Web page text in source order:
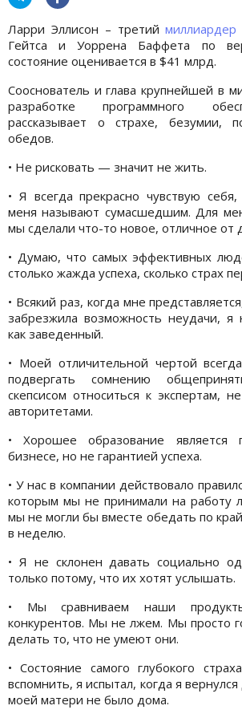
Ларри Эллисон – третий
Гейтса и Уоррена Баффета по
состояние оценивается в $41 млрд.
Сооснователь и глава крупнейшей в
разработке программного
рассказывает о страхе, безумии,
обедов.
• Не рисковать — значит не жить.
• Я всегда прекрасно чувствую
меня называют сумасшедшим. Для
мы сделали что-то новое, отличное от
• Думаю, что самых эффективных
столько жажда успеха, сколько страх
• Всякий раз, когда мне
забрезжила возможность неудачи, я
как заведенный.
• Моей отличительной чертой
подвергать сомнению
скепсисом относиться к экспертам,
авторитетами.
• Хорошее образование является
бизнесе, но не гарантией успеха.
• У нас в компании действовало
которым мы не принимали на работу
мы не могли бы вместе обедать по
в неделю.
• Я не склонен давать социально
только потому, что их хотят услышать.
• Мы сравниваем наши
конкурентов. Мы не лжем. Мы просто
делать то, что не умеют они.
• Состояние самого глубокого
вспомнить, я испытал, когда я
моей матери не было дома.